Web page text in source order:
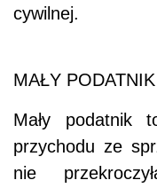
cywilnej.
MAŁY PODATNIK
Mały podatnik
przychodu ze
nie